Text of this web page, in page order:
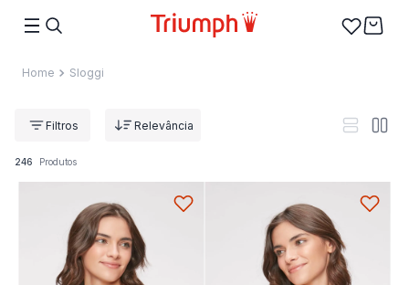
Sloggi
Relevância
246 Produtos